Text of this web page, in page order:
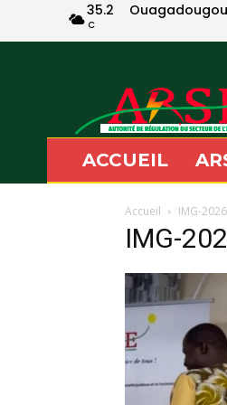
35.2
C
Ouagadougou
ACCUEIL
Accueil IMG-
IMG-